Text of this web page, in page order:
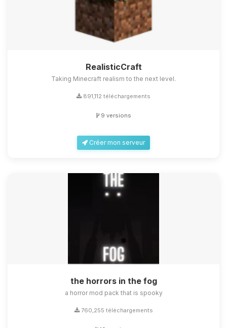
RealisticCraft
Taking Minecraft realism to the next level.
891,112 téléchargements
9 versions
Créer mon serveur
the horrors in the fog
a horror mod pack that is spooky
760,255 téléchargements